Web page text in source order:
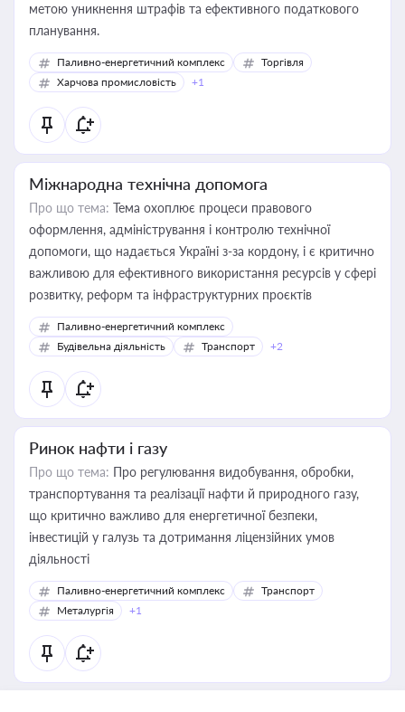
метою уникнення штрафів та ефективного податкового
планування.
Паливно-енергетичний комплекс
Торгівля
Харчова промисловість
+1
Міжнародна технічна допомога
Про що тема: Тема охоплює процеси правового
оформлення, адміністрування і контролю технічної
допомоги, що надається Україні з-за кордону, і є критично
важливою для ефективного використання ресурсів у сфері
розвитку, реформ та інфраструктурних проєктів
Паливно-енергетичний комплекс
Будівельна діяльність
Транспорт +2
Ринок нафти і газу
Про що тема: Про регулювання видобування, обробки,
транспортування та реалізації нафти й природного газу,
що критично важливо для енергетичної безпеки,
інвестицій у галузь та дотримання ліцензійних умов
діяльності
Паливно-енергетичний комплекс
Транспорт
Металургія
+1